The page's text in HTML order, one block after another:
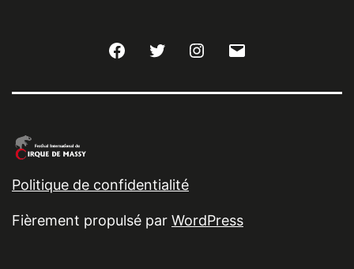
FacebookTwitter Instagram
Politique de confidentialité
Fièrement propulsé par WordPress